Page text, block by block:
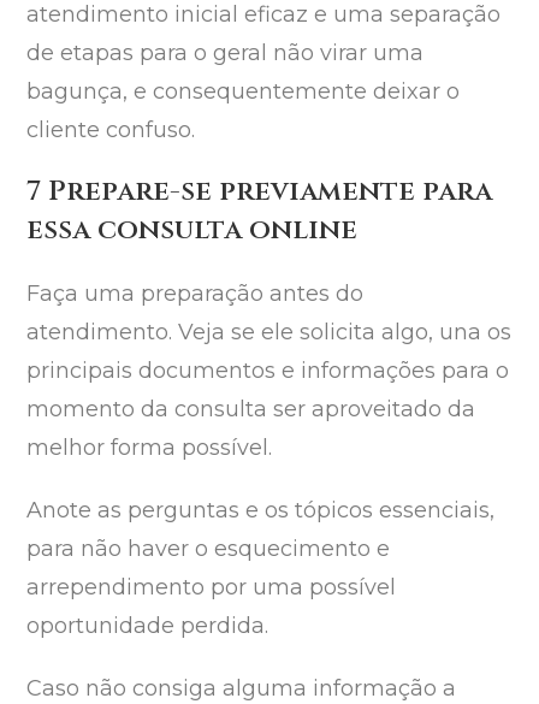
atendimento inicial eficaz e uma separação
de etapas para o geral não virar uma
bagunça, e consequentemente deixar o
cliente confuso.
7 Prepare-se previamente para
essa consulta online
Faça uma preparação antes do
atendimento. Veja se ele solicita algo, una os
principais documentos e informações para o
momento da consulta ser aproveitado da
melhor forma possível.
Anote as perguntas e os tópicos essenciais,
para não haver o esquecimento e
arrependimento por uma possível
oportunidade perdida.
Caso não consiga alguma informação a